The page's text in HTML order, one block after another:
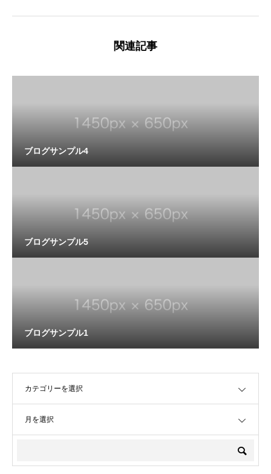
関連記事
ブログサンプル4
ブログサンプル5
ブログサンプル1